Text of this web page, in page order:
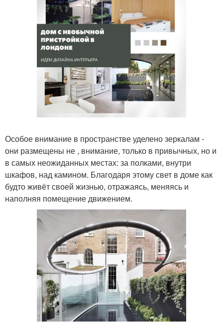
Особое внимание в пространстве уделено зеркалам -
они размещены не , внимание, только в привычных, но и
в самых неожиданных местах: за полками, внутри
шкафов, над камином. Благодаря этому свет в доме как
будто живёт своей жизнью, отражаясь, меняясь и
наполняя помещение движением.